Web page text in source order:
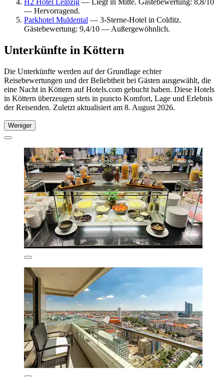
H2 Hotel Leipzig — Liegt in Mitte. Gästebewertung: 8,8/10
— Hervorragend.
Parkhotel Muldental — 3-Sterne-Hotel in Colditz.
Gästebewertung: 9,4/10 — Außergewöhnlich.
Unterkünfte in Köttern
Die Unterkünfte werden auf der Grundlage echter
Reisebewertungen und der Beliebtheit bei Gästen ausgewählt, die
eine Nacht in Köttern auf Hotels.com gebucht haben. Diese Hotels
in Köttern überzeugen stets in puncto Komfort, Lage und Erlebnis
der Reisenden. Zuletzt aktualisiert am 8. August 2026.
Weniger